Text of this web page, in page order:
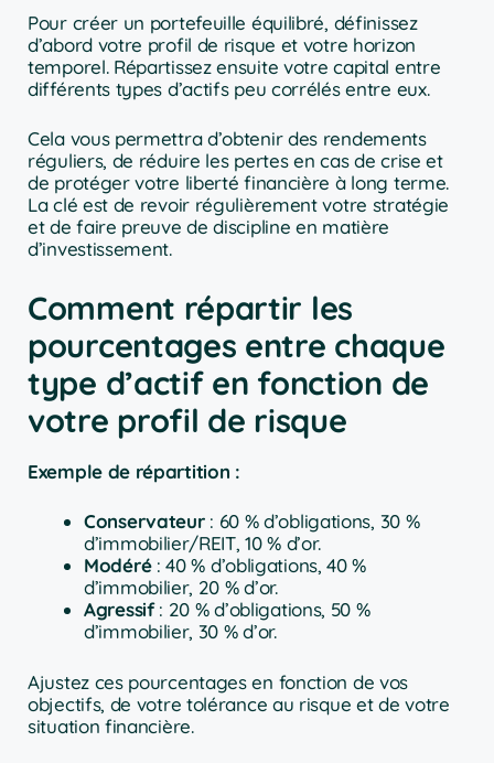
Pour créer un portefeuille équilibré, définissez
d’abord votre profil de risque et votre horizon
temporel. Répartissez ensuite votre capital entre
différents types d’actifs peu corrélés entre eux.
Cela vous permettra d’obtenir des rendements
réguliers, de réduire les pertes en cas de crise et
de protéger votre liberté financière à long terme.
La clé est de revoir régulièrement votre stratégie
et de faire preuve de discipline en matière
d’investissement.
Comment répartir les
pourcentages entre chaque
type d’actif en fonction de
votre profil de risque
Exemple de répartition :
Conservateur: 60 % d’obligations, 30 %
d’immobilier/REIT, 10 % d’or.
Modéré: 40 % d’obligations, 40 %
d’immobilier, 20 % d’or.
Agressif: 20 % d’obligations, 50 %
d’immobilier, 30 % d’or.
Ajustez ces pourcentages en fonction de vos
objectifs, de votre tolérance au risque et de votre
situation financière.